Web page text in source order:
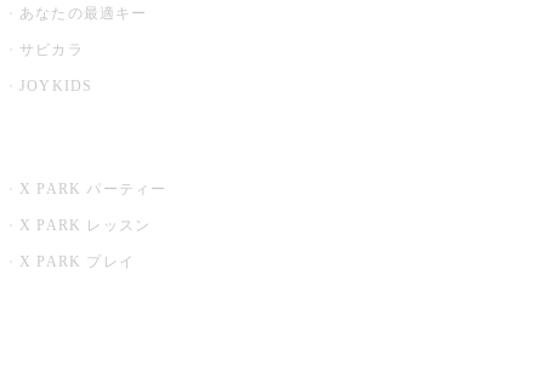
あなたの最適キー
サビカラ
JOYKIDS
X PARK パーティー
X PARK レッスン
X PARK プレイ